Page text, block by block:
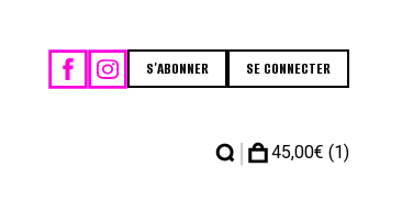
S'ABONNER SE CONNECTER
| 45,00€ (1)